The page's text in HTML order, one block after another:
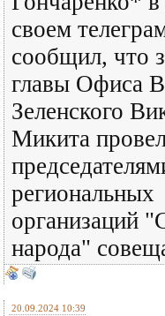
своем
сообщил, что
главы Офиса
Зеленского
Микита
региональных
организаций
народа"
20.09.2024 10:39